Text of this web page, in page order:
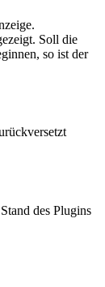
Soll die
so ist der
des Plugins